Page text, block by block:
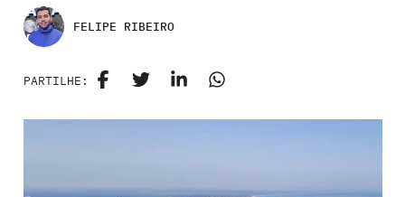
FELIPE RIBEIRO
PARTILHE: